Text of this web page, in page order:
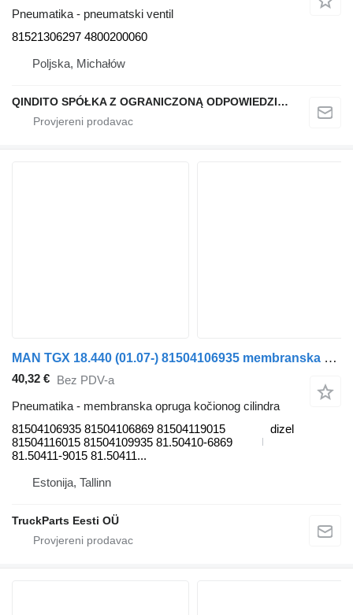
Pneumatika - pneumatski ventil
81521306297 4800200060
Poljska, Michałów
QINDITO SPÓŁKA Z OGRANICZONĄ ODPOWIEDZIALNOŚCIĄ
MAN TGX 18.440 (01.07-) 81504106935 membranska opruga kočionog cilindra za MAN TGL, TGM, TGS, TGX (2005-2021) tegljača
40,32 € Bez PDV-a
Pneumatika - membranska opruga kočionog cilindra
81504106935 81504106869 81504119015
81504116015 81504109935 81.50410-6869
81.50411-9015 81.50411...
dizel
Estonija, Tallinn
TruckParts Eesti OÜ